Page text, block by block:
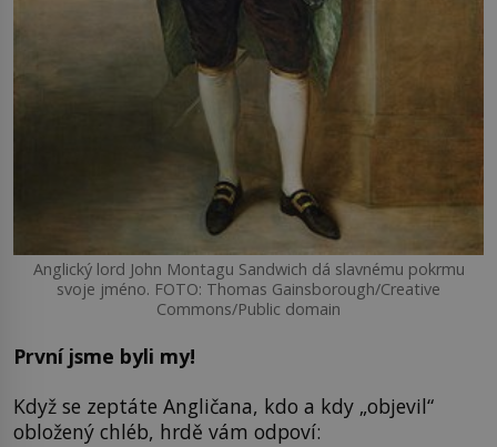
Anglický lord John Montagu Sandwich dá slavnému pokrmu
svoje jméno. FOTO: Thomas Gainsborough/Creative
Commons/Public domain
První jsme byli my!
Když se zeptáte Angličana, kdo a kdy „objevil“
obložený chléb, hrdě vám odpoví: